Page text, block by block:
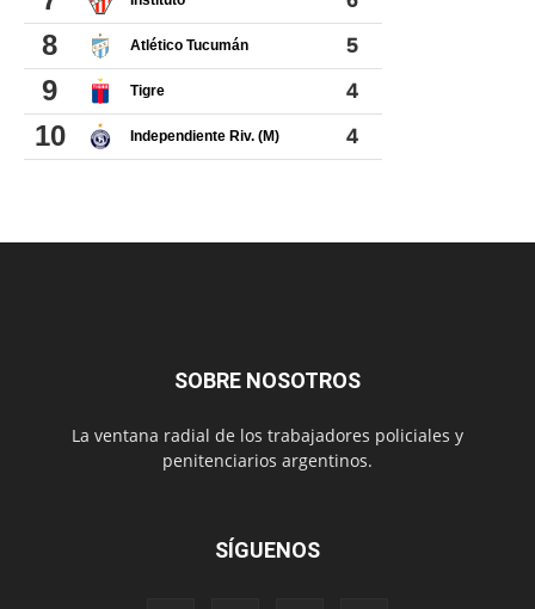
SOBRE NOSOTROS
La ventana radial de los trabajadores policiales y
penitenciarios argentinos.
SÍGUENOS